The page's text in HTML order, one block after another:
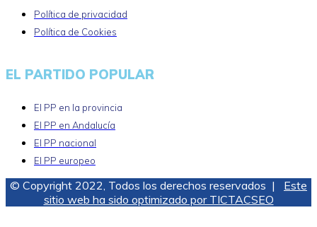
Política de privacidad
Política de Cookies
EL PARTIDO POPULAR
El PP en la provincia
El PP en Andalucía
El PP nacional
El PP europeo
© Copyright 2022, Todos los derechos reservados | Este
sitio web ha sido optimizado por TICTACSEO